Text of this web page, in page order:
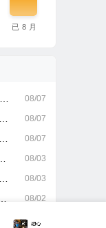
已 8 月
08/07
08/07
08/07
08/03
08/03
08/02
08/02